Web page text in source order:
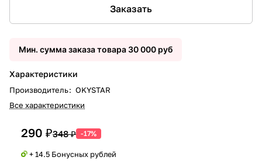
Заказать
Мин. сумма заказа товара 30 000 руб
Характеристики
Производитель: OKYSTAR
Все характеристики
290 ₽348 ₽ -17%
+ 14.5 Бонусных рублей